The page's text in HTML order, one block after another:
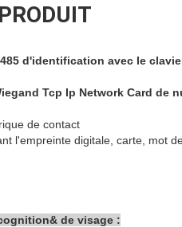
d'identification avec le
Tcp Ip Network Card de
de contact
l'empreinte digitale, carte, mot
de visage :